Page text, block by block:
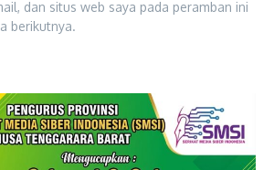
dan situs web saya pada peramban ini
berikutnya.